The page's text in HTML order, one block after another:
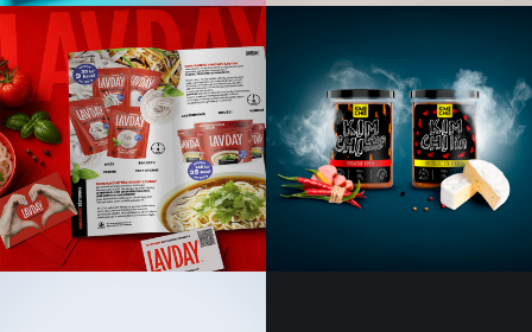
webdesign
Zkuste se podívat do zrcadla – vnímat okolí a sebe. Vidíte?
Přesně tak uvažujte i o webu, protože je to takový
Váš menší odraz v zrcadle. Všichni se chceme v zrcadle
vidět co nejlépe. To stejné platí pro web.
Měli byste tam rádi létající draky a chrlící oheň, nevadí,